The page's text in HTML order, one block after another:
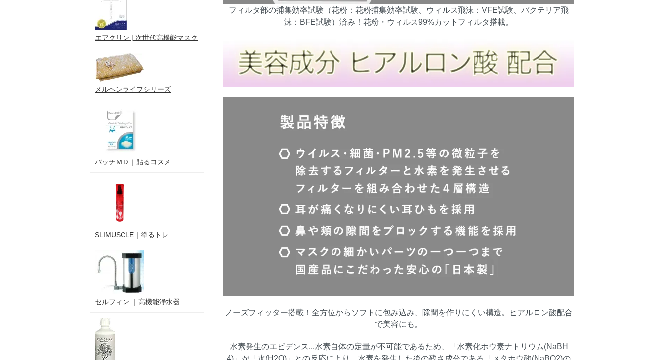
フィルタ部の捕集効率試験（花粉：花粉捕集効率試験、ウィルス飛沫：VFE試験、バクテリア飛
沫：BFE試験）済み！花粉・ウィルス99%カットフィルタ搭載。
ノーズフィッター搭載！全方位からソフトに包み込み、隙間を作りにくい構造。ヒアルロン酸配合
で美容にも。
水素発生のエビデンス...水素自体の定量が不可能であるため、「水素化ホウ素ナトリウム(NaBH
4)」が「水(H2O)」との反応により、水素を発生した後の残さ成分である「メタホウ酸(NaBO2)の
エアクリン | 次世代高機能マスク
メルヘンライフシリーズ
パッチＭＤ｜貼るコスメ
SLIMUSCLE｜塗るトレ
セルフィン ｜高機能浄水器